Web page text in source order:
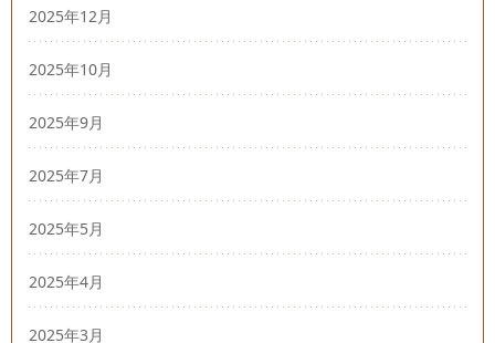
2025年12月
2025年10月
2025年9月
2025年7月
2025年5月
2025年4月
2025年3月